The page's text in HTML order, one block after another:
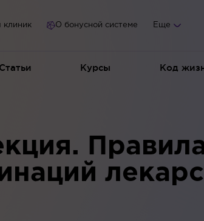
Статьи Курсы Код
клиник О бонусной системе Еще